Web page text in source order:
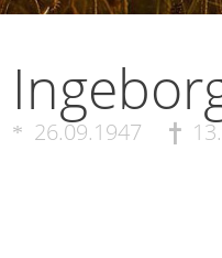
26.09.1947